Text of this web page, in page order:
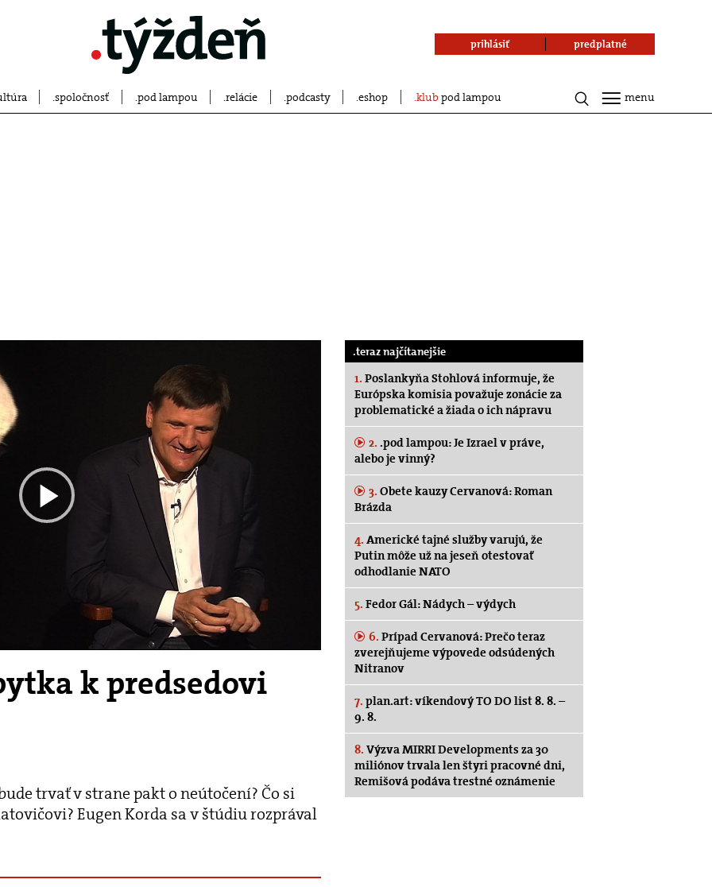
spoločnosť pod lampou relácie podcasty eshop klubpod lampou
prihlásiť predplatné
menu
Play
Video
k predsedovi
trvať v strane pakt o neútočení? Čo si
Eugen Korda sa v štúdiu rozprával
.teraz najčítanejšie
1. Poslankyňa Stohlová informuje, že
Európska komisia považuje zonácie za
problematické a žiada o ich nápravu
2. .pod lampou: Je Izrael v práve,
alebo je vinný?
3. Obete kauzy Cervanová: Roman
Brázda
4. Americké tajné služby varujú, že
Putin môže už na jeseň otestovať
odhodlanie NATO
5. Fedor Gál: Nádych – výdych
6. Prípad Cervanová: Prečo teraz
zverejňujeme výpovede odsúdených
Nitranov
7. plan.art: víkendový TO DO list 8. 8. –
9. 8.
8. Výzva MIRRI Developments za 30
miliónov trvala len štyri pracovné dni,
Remišová podáva trestné oznámenie